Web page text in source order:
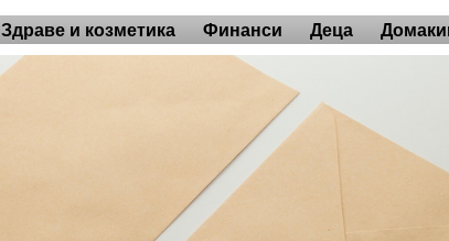
Здраве и козметика Финанси Деца